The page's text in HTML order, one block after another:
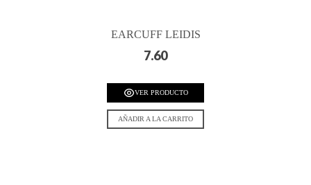
EARCUFF LEIDIS
7.60
VER PRODUCTO
AÑADIR A LA CARRITO